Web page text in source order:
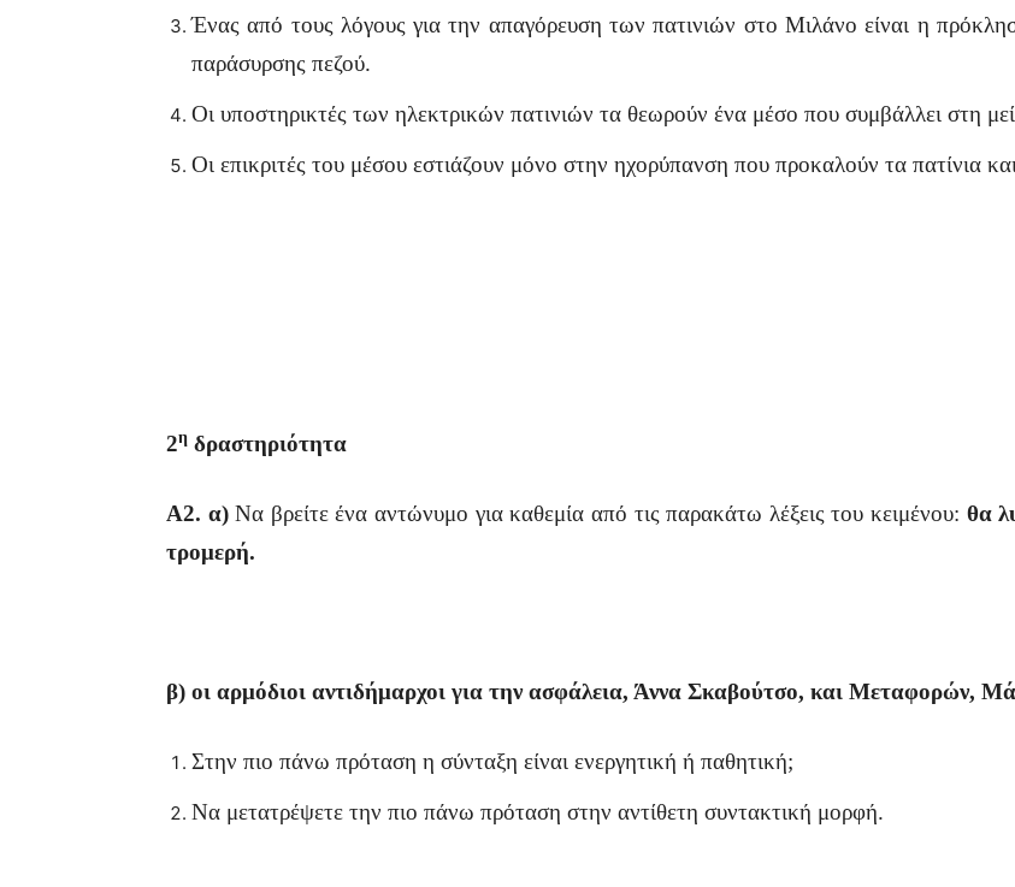
Ένας από τους λόγους για την απαγόρευση των πατινιών στο Μιλάνο είναι η
παράσυρσης πεζού.
Οι υποστηρικτές των ηλεκτρικών πατινιών τα θεωρούν ένα μέσο που συμβάλλει στη
Οι επικριτές του μέσου εστιάζουν μόνο στην ηχορύπανση που προκαλούν τα πατίνια
2η δραστηριότητα
Α2. α)Να βρείτε ένα αντώνυμο για καθεμία από τις παρακάτω λέξεις του κειμένου: θα
τρομερή.
β) οι αρμόδιοι αντιδήμαρχοι για την ασφάλεια, Άννα Σκαβούτσο, και Μεταφορών,
Στην πιο πάνω πρόταση η σύνταξη είναι ενεργητική ή παθητική;
Να μετατρέψετε την πιο πάνω πρόταση στην αντίθετη συντακτική μορφή.